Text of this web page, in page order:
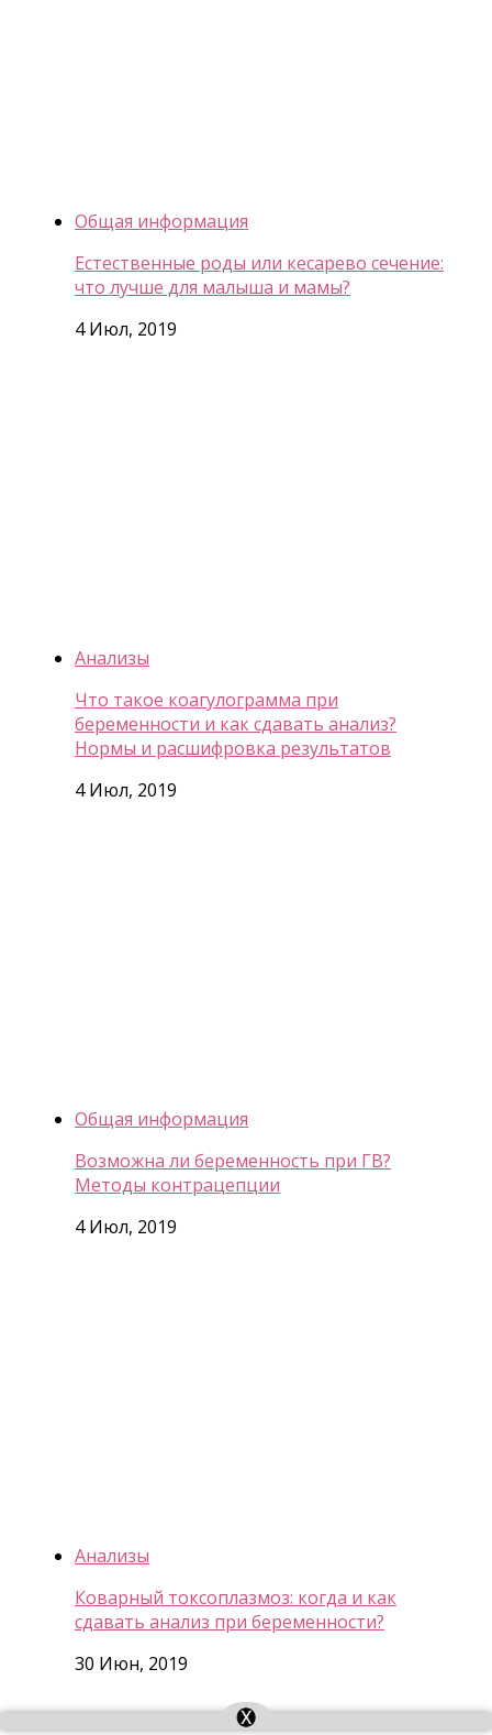
Общая информация
Естественные роды или кесарево сечение:
что лучше для малыша и мамы?
4 Июл, 2019
Анализы
Что такое коагулограмма при
беременности и как сдавать анализ?
Нормы и расшифровка результатов
4 Июл, 2019
Общая информация
Возможна ли беременность при ГВ?
Методы контрацепции
4 Июл, 2019
Анализы
Коварный токсоплазмоз: когда и как
сдавать анализ при беременности?
30 Июн, 2019